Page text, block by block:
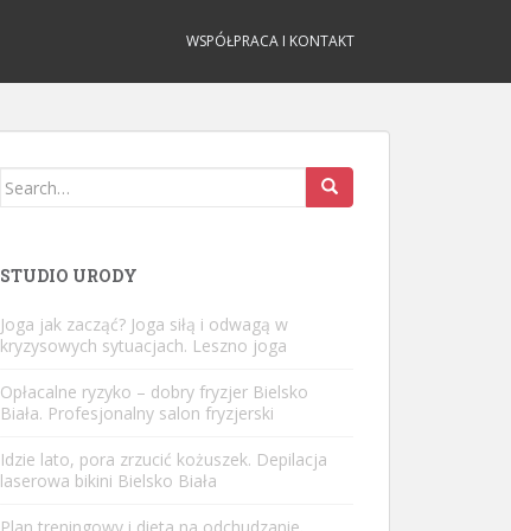
WSPÓŁPRACA I KONTAKT
Search
STUDIO URODY
Joga jak zacząć? Joga siłą i odwagą w
kryzysowych sytuacjach. Leszno joga
Opłacalne ryzyko – dobry fryzjer Bielsko
Biała. Profesjonalny salon fryzjerski
Idzie lato, pora zrzucić kożuszek. Depilacja
laserowa bikini Bielsko Biała